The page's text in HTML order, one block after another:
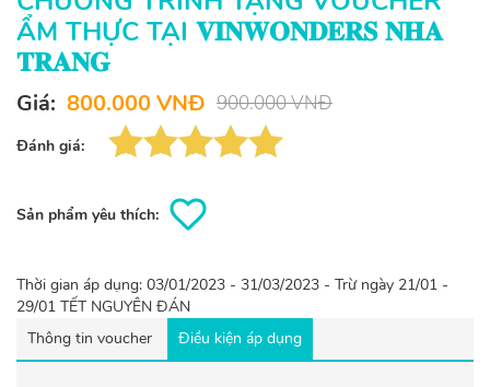
ẨM THỰC TẠI 𝐕𝐈𝐍𝐖𝐎𝐍𝐃𝐄𝐑𝐒 𝐍𝐇𝐀
𝐓𝐑𝐀𝐍𝐆
Giá: 800.000 VNĐ 900.000 VNĐ
Đánh giá:
Sản phẩm yêu thích:
Thời gian áp dụng: 03/01/2023 - 31/03/2023 - Trừ ngày 21/01 -
29/01 TẾT NGUYÊN ĐÁN
Thông tin voucher
Điều kiện áp dụng